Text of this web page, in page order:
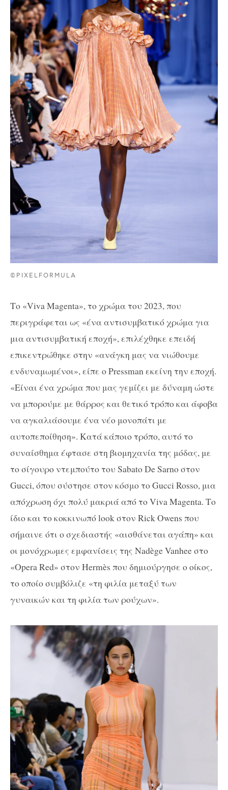
©PIXELFORMULA
Το «Viva Magenta», το χρώμα του 2023, που
περιγράφεται ως «ένα αντισυμβατικό χρώμα για
μια αντισυμβατική εποχή», επιλέχθηκε επειδή
επικεντρώθηκε στην «ανάγκη μας να νιώθουμε
ενδυναμωμένοι», είπε ο Pressman εκείνη την εποχή.
«Είναι ένα χρώμα που μας γεμίζει με δύναμη ώστε
να μπορούμε με θάρρος και θετικό τρόπο και άφοβα
να αγκαλιάσουμε ένα νέο μονοπάτι με
αυτοπεποίθηση». Κατά κάποιο τρόπο, αυτό το
συναίσθημα έφτασε στη βιομηχανία της μόδας, με
το σίγουρο ντεμπούτο του Sabato De Sarno στον
Gucci, όπου σύστησε στον κόσμο το Gucci Rosso, μια
απόχρωση όχι πολύ μακριά από το Viva Magenta. Το
ίδιο και το κοκκινωπό look στον Rick Owens που
σήμαινε ότι ο σχεδιαστής «αισθάνεται αγάπη» και
οι μονόχρωμες εμφανίσεις της Nadège Vanhee στο
«Opera Red» στον Hermès που δημιούργησε ο οίκος,
το οποίο συμβόλιζε «τη φιλία μεταξύ των
γυναικών και τη φιλία των ρούχων».